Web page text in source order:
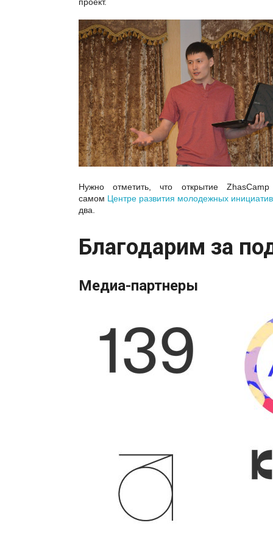
Нужно отметить, что открытие
самом Центре развития молодежных инициатив
два.
Благодарим за
Медиа-партнеры